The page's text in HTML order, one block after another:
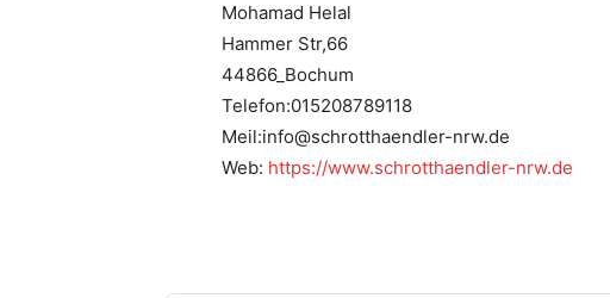
Mohamad Helal
Hammer Str,66
44866_Bochum
Telefon:015208789118
Meil:info@schrotthaendler-nrw.de
Web: https://www.schrotthaendler-nrw.de